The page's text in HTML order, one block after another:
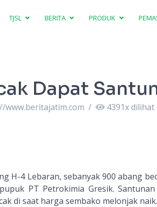
TJSL BERITA PRODUK
Dapat
www.beritajatim.com / 4391x dilihat
H-4 Lebaran, sebanyak 900 abang
PT Petrokimia Gresik.
di saat harga sembako melonjak naik.